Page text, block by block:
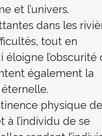
et l’univers.
dans les
tout en
éloigne l’obscurité
également la
physique de
l’individu de se